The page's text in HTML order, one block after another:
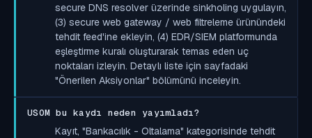
secure DNS resolver üzerinde sinkholing uygulayın,
(3) secure web gateway / web filtreleme ürünündeki
tehdit feed'ine ekleyin, (4) EDR/SIEM platformunda
eşleştirme kuralı oluşturarak temas eden uç
noktaları izleyin. Detaylı liste için sayfadaki
"Önerilen Aksiyonlar" bölümünü inceleyin.
USOM bu kaydı neden yayımladı?
Kayıt, "Bankacılık - Oltalama" kategorisinde tehdit